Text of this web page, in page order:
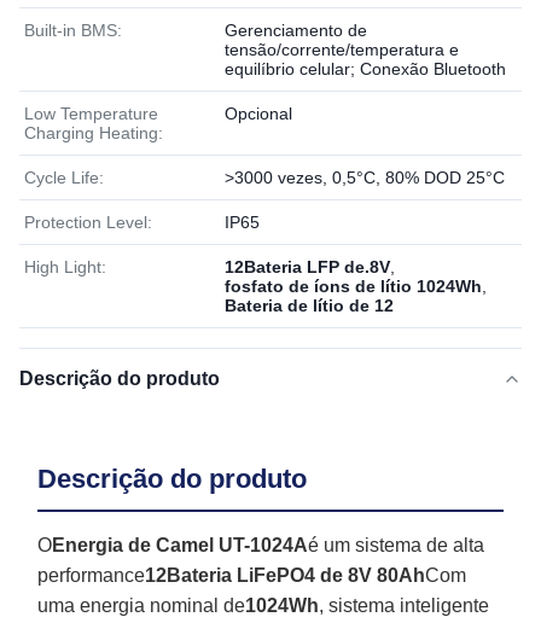
Built-in BMS:
Gerenciamento de
tensão/corrente/temperatura e
equilíbrio celular; Conexão Bluetooth
Low Temperature
Charging Heating:
Opcional
Cycle Life: >3000 vezes, 0,5°C, 80% DOD 25°C
Protection Level: IP65
High Light: 12Bateria LFP de.8V
fosfato de íons de lítio 1024Wh
Bateria de lítio de 12
Descrição do produto
Descrição do produto
OEnergia de Camel UT-1024Aé um sistema de alta
performance12Bateria LiFePO4 de 8V 80AhCom
uma energia nominal de1024Wh, sistema inteligente